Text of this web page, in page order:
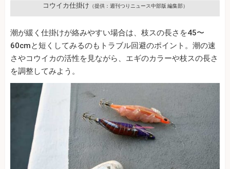
コウイカ仕掛け （提供：週刊つりニュース中部版 編集部）
潮が緩く仕掛けが絡みやすい場合は、枝スの長さを45〜
60cmと短くしてみるのもトラブル回避のポイント。潮の速
さやコウイカの活性を見ながら、エギのカラーや枝スの長さ
を調整してみよう。